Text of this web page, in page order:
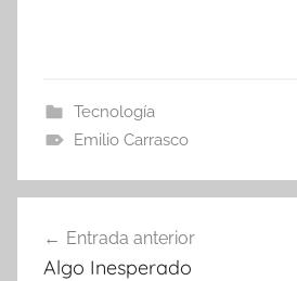
Tecnología
Emilio Carrasco
de
Entrada anterior
Algo Inesperado